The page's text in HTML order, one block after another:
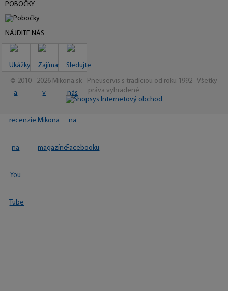
POBOČKY
NÁJDITE NÁS
© 2010 - 2026 Mikona.sk - Pneuservis s tradíciou od roku 1992 - Všetky
práva vyhradené